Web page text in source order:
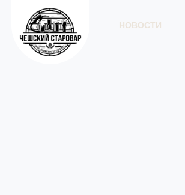
НОВОСТИ